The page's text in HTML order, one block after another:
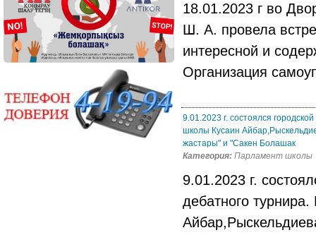
18.01.2023 г во
Ш. А. провела
интересной и
Организация
9.01.2023 г. состоялся
школы Кусаин
жастары" и "Сакен Болашак
Категория: Парламент школы
9.01.2023 г.
дебатного